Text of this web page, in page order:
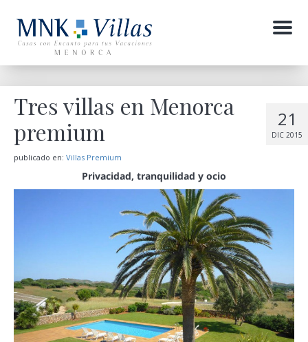
Menu
21
DIC 2015
Tres villas en Menorca
premium
publicado en: Villas Premium
Privacidad, tranquilidad y ocio